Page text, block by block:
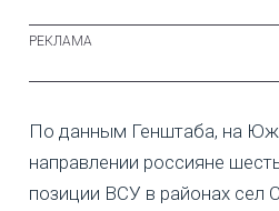
По данным Генштаба, на
направлении россияне
позиции ВСУ в районах сел